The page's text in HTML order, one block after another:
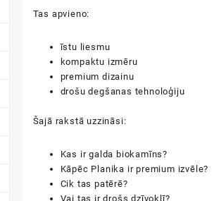
Tas apvieno:
īstu liesmu
kompaktu izmēru
premium dizainu
drošu degšanas tehnoloģiju
Šajā rakstā uzzināsi:
Kas ir galda biokamīns?
Kāpēc Planika ir premium izvēle?
Cik tas patērē?
Vai tas ir drošs dzīvoklī?